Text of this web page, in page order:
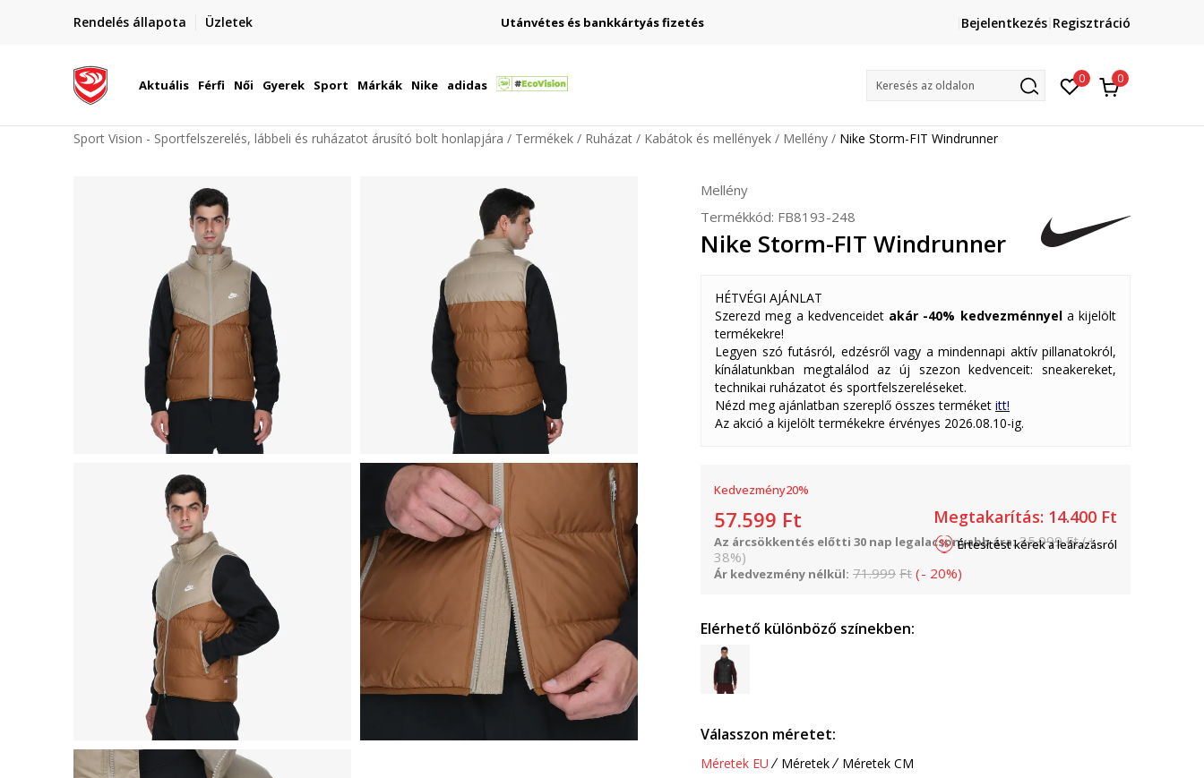
Rendelés állapota Üzletek
Szállítás Magyarország területén Utánvétes és bankkártyás fizetés
Lépj velünk kapcsolatba
online@sport-vision.huBejelentkezés Regisztráció
Aktuális Férfi Női Gyerek Sport Márkák Nike adidas Keresés az oldalon 0 0
Sport Vision - Sportfelszerelés, lábbeli és ruházatot árusító bolt honlapjára Termékek Ruházat Kabátok és mellények Mellény Nike Storm-FIT Windrunner
Mellény
Termékkód: FB8193-248
Nike Storm-FIT Windrunner
HÉTVÉGI AJÁNLAT
Szerezd meg a kedvenceidet akár -40% kedvezménnyel a kijelölt
termékekre!
Legyen szó futásról, edzésről vagy a mindennapi aktív pillanatokról,
kínálatunkban megtalálod az új szezon kedvenceit: sneakereket,
technikai ruházatot és sportfelszereléseket.
Nézd meg ajánlatban szereplő összes terméket itt!
Az akció a kijelölt termékekre érvényes 2026.08.10-ig.
Kedvezmény20%
57.599 Ft
Az árcsökkentés előtti 30 nap legalacsonyabb ára: 35.999 Ft (+
38%)
Ár kedvezmény nélkül: 71.999 Ft (- 20%)
Megtakarítás: 14.400 Ft
Értesítést kérek a leárazásról
Elérhető különböző színekben:
Válasszon méretet:
Méretek EU Méretek Méretek CM